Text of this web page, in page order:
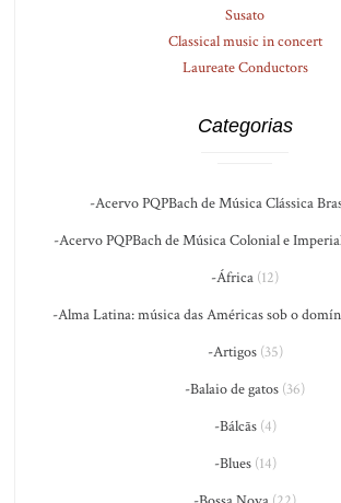
Susato
Classical music in concert
Laureate Conductors
Categorias
-Acervo PQPBach de Música Clássica
-Acervo PQPBach de Música Colonial e
-África (12)
-Alma Latina: música das Américas sob o
-Artigos(35)
-Balaio de gatos (36)
-Bálcãs(4)
-Blues(14)